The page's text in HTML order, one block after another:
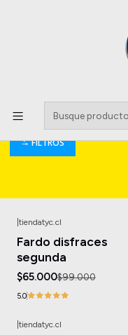
Llegaste a
Costumes &
FILTROS
tiendatyc.cl
Fardo disfraces
segunda
$65.000$99.000
5.0
tiendatyc.cl